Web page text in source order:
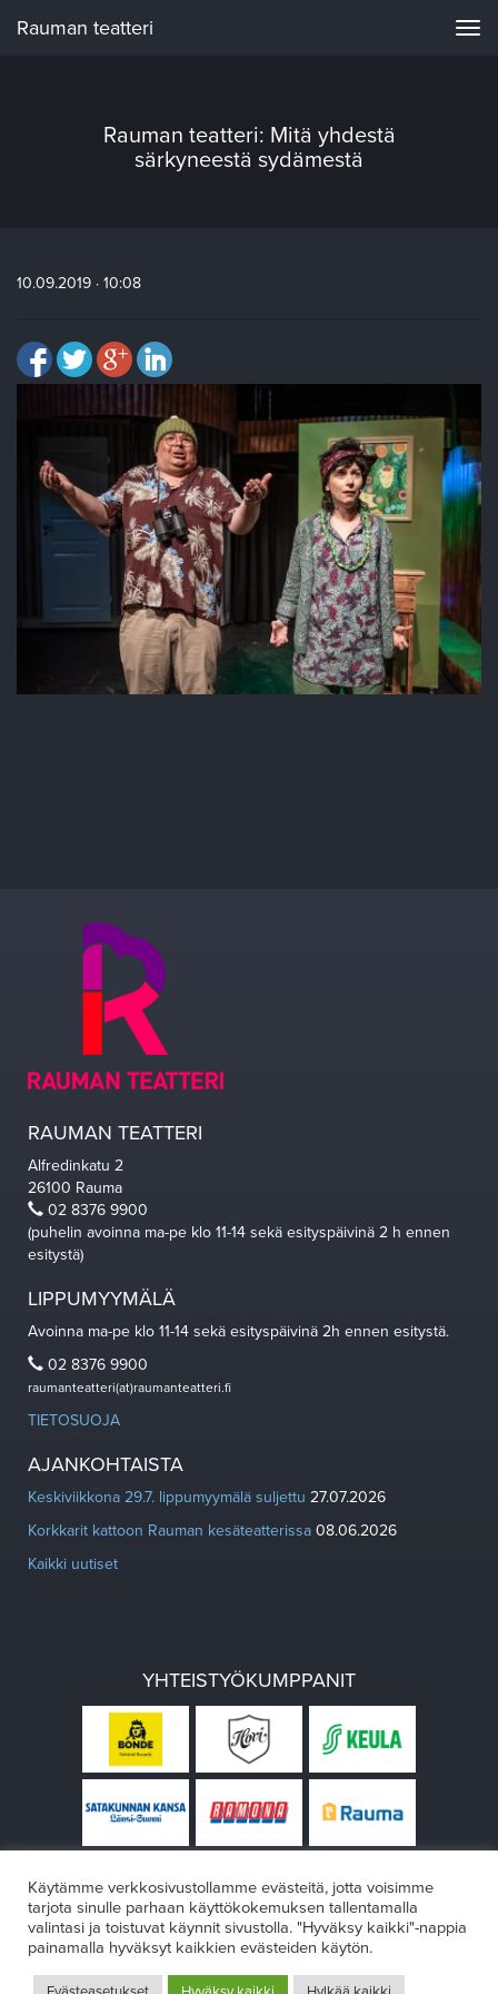
Rauman teatteri
Rauman teatteri: Mitä yhdestä
särkyneestä sydämestä
10.09.2019 · 10:08
RAUMAN TEATTERI
Alfredinkatu 2
26100 Rauma
02 8376 9900
(puhelin avoinna ma-pe klo 11-14 sekä esityspäivinä 2 h ennen
esitystä)
LIPPUMYYMÄLÄ
Avoinna ma-pe klo 11-14 sekä esityspäivinä 2h ennen esitystä.
02 8376 9900
raumanteatteri(at)raumanteatteri.fi
TIETOSUOJA
AJANKOHTAISTA
Keskiviikkona 29.7. lippumyymälä suljettu 27.07.2026
Korkkarit kattoon Rauman kesäteatterissa 08.06.2026
Kaikki uutiset
YHTEISTYÖKUMPPANIT
Käytämme verkkosivustollamme evästeitä, jotta voisimme
tarjota sinulle parhaan käyttökokemuksen tallentamalla
valintasi ja toistuvat käynnit sivustolla. "Hyväksy kaikki"-nappia
painamalla hyväksyt kaikkien evästeiden käytön.